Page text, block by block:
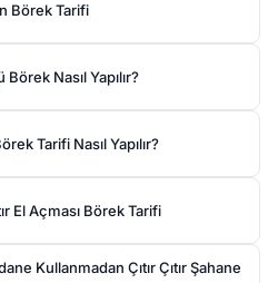
Börek Tarifi
Nasıl Yapılır?
Tarifi Nasıl Yapılır?
El Açması Börek Tarifi
Kullanmadan Çıtır Çıtır Şahane